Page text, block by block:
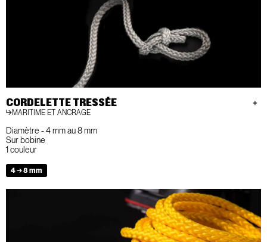
CORDELETTE TRESSÉE
MARITIME ET ANCRAGE
Diamètre - 4 mm au 8 mm
Sur bobine
1 couleur
4 → 8 mm